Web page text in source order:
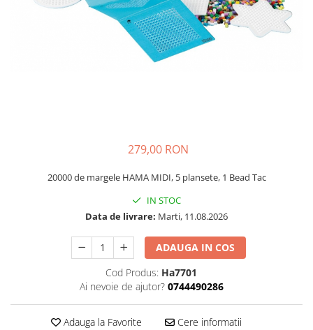
Diverse
Jucarii de constructii
Dezvoltare cognitiva
Jocuri matematice
Dezvoltare psihomotrica
Dezvoltare proprioceptiva
279,00 RON
20000 de margele HAMA MIDI, 5 plansete, 1 Bead Tac
IN STOC
Data de livrare: Marti, 11.08.2026
ADAUGA IN COS
Cod Produs: Ha7701
Ai nevoie de ajutor? 0744490286
Adauga la Favorite Cere informatii